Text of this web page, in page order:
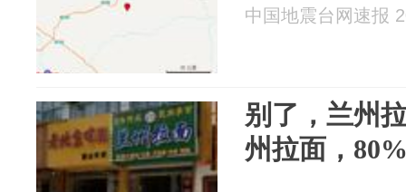
中国地震台网速报
别了，兰州
州拉面，